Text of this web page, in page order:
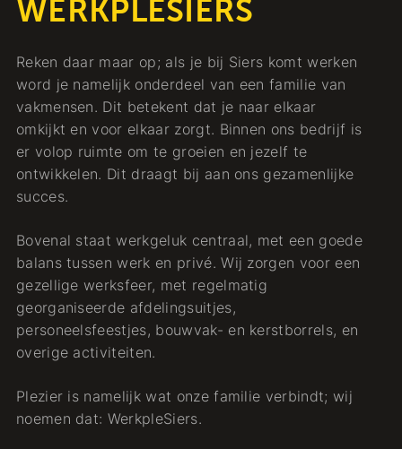
WERKPLESIERS
Reken daar maar op; als je bij Siers komt werken
word je namelijk onderdeel van een familie van
vakmensen. Dit betekent dat je naar elkaar
omkijkt en voor elkaar zorgt. Binnen ons bedrijf is
er volop ruimte om te groeien en jezelf te
ontwikkelen. Dit draagt bij aan ons gezamenlijke
succes.
Bovenal staat werkgeluk centraal, met een goede
balans tussen werk en privé. Wij zorgen voor een
gezellige werksfeer, met regelmatig
georganiseerde afdelingsuitjes,
personeelsfeestjes, bouwvak- en kerstborrels, en
overige activiteiten.
Plezier is namelijk wat onze familie verbindt; wij
noemen dat: WerkpleSiers.